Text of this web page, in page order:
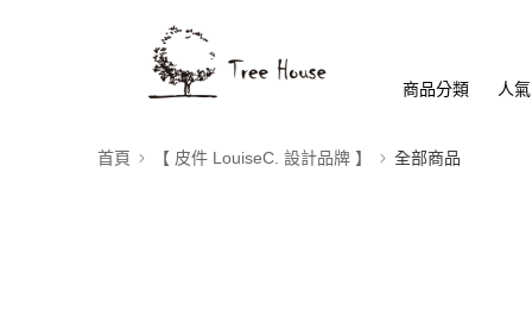
商品分類 人
首頁 【 皮件 LouiseC. 設計品牌 】 全部商品